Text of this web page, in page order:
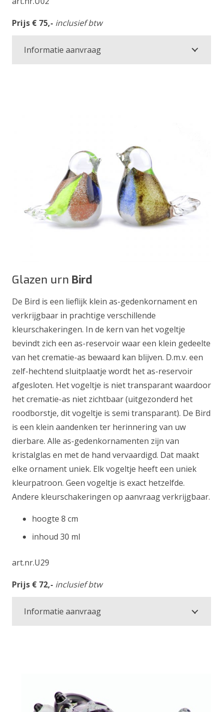
Prijs € 75,- inclusief btw
Informatie aanvraag
Glazen urn Bird
De Bird is een lieflijk klein as-gedenkornament en
verkrijgbaar in prachtige verschillende
kleurschakeringen. In de kern van het vogeltje
bevindt zich een as-reservoir waar een klein gedeelte
van het crematie-as bewaard kan blijven. D.m.v. een
zelf-hechtend sluitplaatje wordt het as-reservoir
afgesloten. Het vogeltje is niet transparant waardoor
het crematie-as niet zichtbaar (uitgezonderd het
roodborstje, dit vogeltje is semi transparant). De Bird
is een klein aandenken ter herinnering van uw
dierbare. Alle as-gedenkornamenten zijn van
kristalglas en met de hand vervaardigd. Dat maakt
elke ornament uniek. Elk vogeltje heeft een uniek
kleurpatroon. Geen vogeltje is exact hetzelfde.
Andere kleurschakeringen op aanvraag verkrijgbaar.
hoogte 8 cm
inhoud 30 ml
art.nr.U29
Prijs € 72,- inclusief btw
Informatie aanvraag